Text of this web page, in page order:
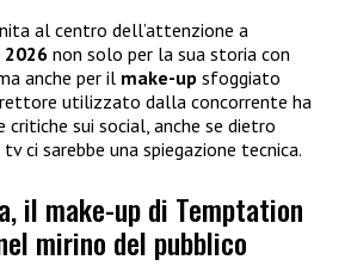
al centro dell’attenzione a
non solo per la sua storia con
anche per il make-up sfoggiato
utilizzato dalla concorrente ha
sui social, anche se dietro
ci sarebbe una spiegazione tecnica.
il make-up di Temptation
mirino del pubblico